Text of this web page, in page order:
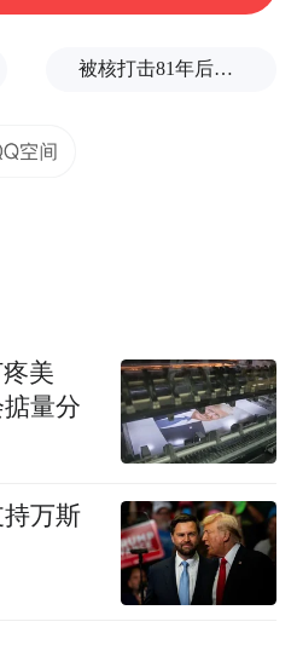
代文旅场景交融中，感
。
界”专题讲座。作为青
姜卫馆长结合青啤百
读品牌匠心传承与文化
被核打击81年后，日本广岛废墟旁响起抗议声：拒绝拥核
美
量分
万斯